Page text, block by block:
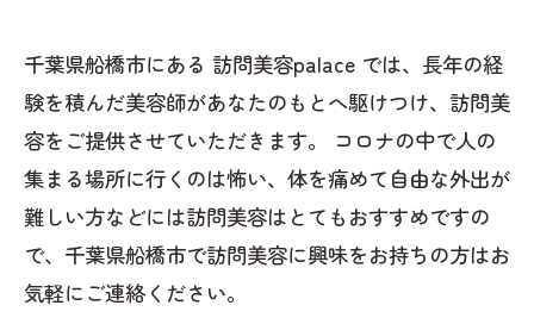
千葉県船橋市にある 訪問美容palace では、長年の経
験を積んだ美容師があなたのもとへ駆けつけ、訪問美
容をご提供させていただきます。 コロナの中で人の
集まる場所に行くのは怖い、体を痛めて自由な外出が
難しい方などには訪問美容はとてもおすすめですの
で、千葉県船橋市で訪問美容に興味をお持ちの方はお
気軽にご連絡ください。